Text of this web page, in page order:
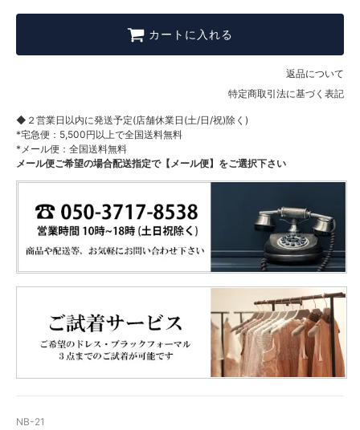
カートに入れる
返品について
特定商取引法に基づく表記
◆２営業日以内に発送予定(店舗休業日(土/日/祝)除く)
*宅急便：5,500円以上で全国送料無料
*メール便：全国送料無料
メール便ご希望の場合配送指定で【メール便】をご選択下さい
NB-21